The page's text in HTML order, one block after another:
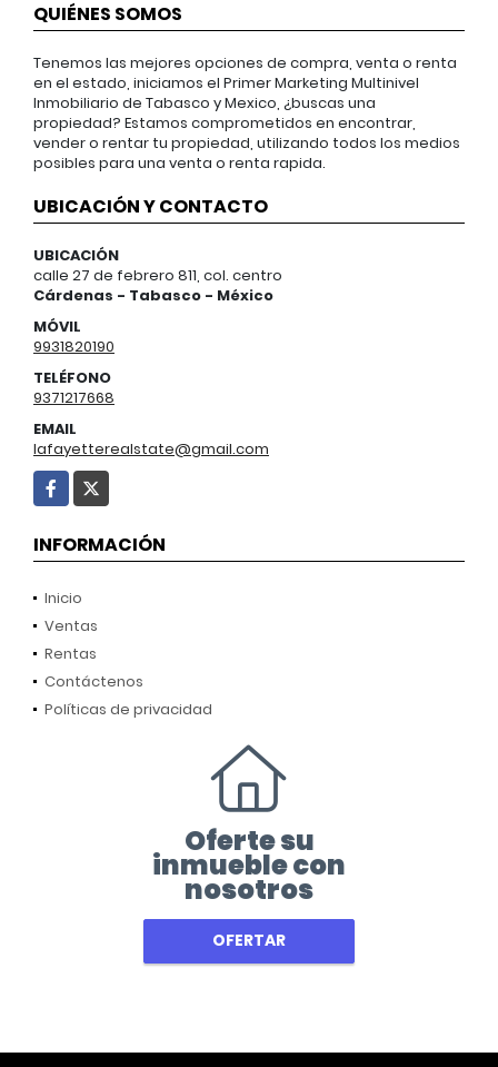
QUIÉNES SOMOS
Tenemos las mejores opciones de compra, venta o renta
en el estado, iniciamos el Primer Marketing Multinivel
Inmobiliario de Tabasco y Mexico, ¿buscas una
propiedad? Estamos comprometidos en encontrar,
vender o rentar tu propiedad, utilizando todos los medios
posibles para una venta o renta rapida.
UBICACIÓN Y CONTACTO
UBICACIÓN
calle 27 de febrero 811, col. centro
Cárdenas - Tabasco - México
MÓVIL
9931820190
TELÉFONO
9371217668
EMAIL
lafayetterealstate@gmail.com
Facebook
X
INFORMACIÓN
Inicio
Ventas
Rentas
Contáctenos
Políticas de privacidad
Oferte su
inmueble con
nosotros
OFERTAR